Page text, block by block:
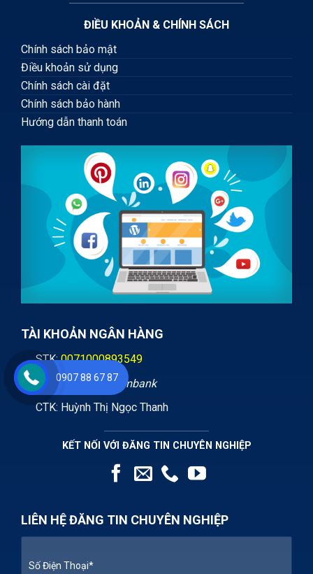
ĐIỀU KHOẢN & CHÍNH SÁCH
Chính sách bảo mật
Điều khoản sử dụng
Chính sách cài đặt
Chính sách bảo hành
Hướng dẫn thanh toán
TÀI KHOẢN NGÂN HÀNG
STK:0071000893549
Ngân hàng: Vietcombank
CTK: Huỳnh Thị Ngọc Thanh
KẾT NỐI VỚI ĐĂNG TIN CHUYÊN NGHIỆP
LIÊN HỆ ĐĂNG TIN CHUYÊN NGHIỆP
0907 88 67 87